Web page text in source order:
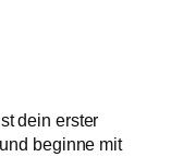
dein erster
beginne mit